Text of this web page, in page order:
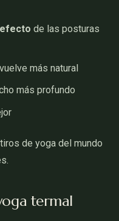
de las posturas
más natural
más profundo
de yoga del mundo
termal